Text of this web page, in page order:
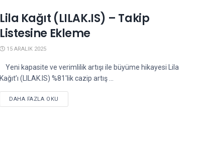
Lila Kağıt (LILAK.IS) – Takip
Listesine Ekleme
15 ARALIK 2025
Yeni kapasite ve verimlilik artışı ile büyüme hikayesi Lila
Kağıt’ı (LILAK.IS) %81'lik cazip artış ...
DAHA FAZLA OKU